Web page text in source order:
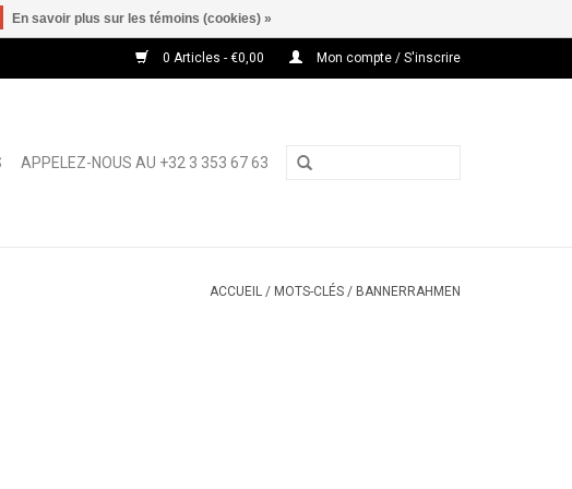
0 Articles - €0,00 Mon compte / S'inscrire
APPELEZ-NOUS AU +32 3 353 67 63
ACCUEIL / MOTS-CLÉS / BANNERRAHMEN
En savoir plus sur les témoins (cookies) »